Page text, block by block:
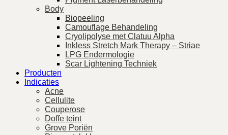
Body
Biopeeling
Camouflage Behandeling
Cryolipolyse met Clatuu Alpha
Inkless Stretch Mark Therapy – Striae
LPG Endermologie
Scar Lightening Techniek
Producten
Indicaties
Acne
Cellulite
Couperose
Doffe teint
Grove Poriën